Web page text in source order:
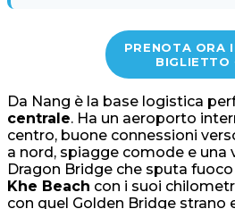
PRENOTA ORA
BIGLIETTO
Da Nang è la base logistica
centrale. Ha un aeroporto
centro, buone connessioni
a nord, spiagge comode e una
Dragon Bridge che sputa
Khe Beach con i suoi
con quel Golden Bridge strano